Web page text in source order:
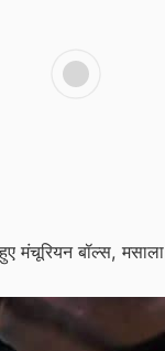
मंचूरियन बॉल्स,